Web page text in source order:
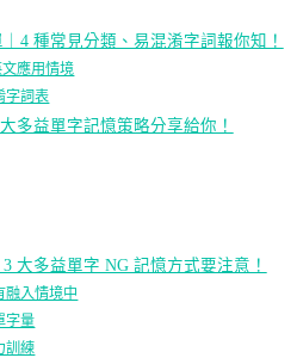
4 種常見分類、易混淆字詞報你知！
文應用情境
字詞表
多益單字記憶策略分享給你！
大多益單字 NG 記憶方式要注意！
融入情境中
字量
訓練